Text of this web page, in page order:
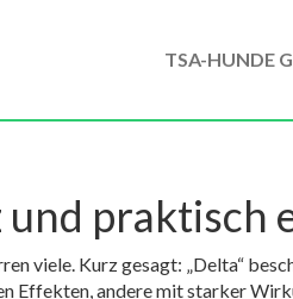
TSA-HUNDE
praktisch
viele. Kurz gesagt: „Delta“
andere mit starker